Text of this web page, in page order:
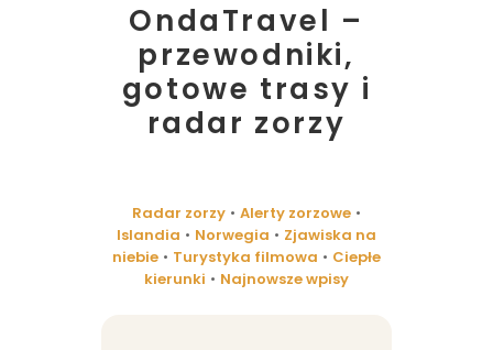
OndaTravel –
przewodniki,
gotowe trasy i
radar zorzy
Radar zorzy • Alerty zorzowe •
Islandia • Norwegia • Zjawiska na
niebie • Turystyka filmowa • Ciepłe
kierunki • Najnowsze wpisy